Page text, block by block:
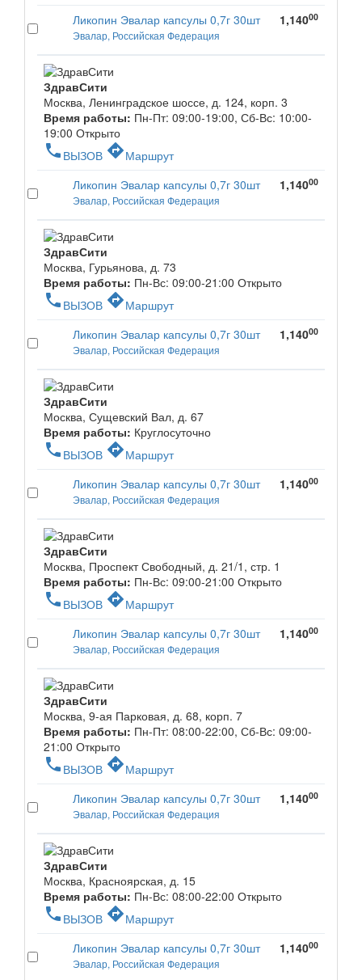
Ликопин Эвалар капсулы 0,7г 30шт
Эвалар, Российская Федерация
1,14000
ЗдравСити
Москва, Ленинградское шоссе, д. 124, корп. 3
Время работы: Пн-Пт: 09:00-19:00, Сб-Вс: 10:00-
19:00 Открыто
phone ВЫЗОВ directionsМаршрут
Ликопин Эвалар капсулы 0,7г 30шт
Эвалар, Российская Федерация
1,14000
ЗдравСити
Москва, Гурьянова, д. 73
Время работы: Пн-Вс: 09:00-21:00 Открыто
phone ВЫЗОВ directionsМаршрут
Ликопин Эвалар капсулы 0,7г 30шт
Эвалар, Российская Федерация
1,14000
ЗдравСити
Москва, Сущевский Вал, д. 67
Время работы: Круглосуточно
phone ВЫЗОВ directionsМаршрут
Ликопин Эвалар капсулы 0,7г 30шт
Эвалар, Российская Федерация
1,14000
ЗдравСити
Москва, Проспект Свободный, д. 21/1, стр. 1
Время работы: Пн-Вс: 09:00-21:00 Открыто
phone ВЫЗОВ directionsМаршрут
Ликопин Эвалар капсулы 0,7г 30шт
Эвалар, Российская Федерация
1,14000
ЗдравСити
Москва, 9-ая Парковая, д. 68, корп. 7
Время работы: Пн-Пт: 08:00-22:00, Сб-Вс: 09:00-
21:00 Открыто
phone ВЫЗОВ directionsМаршрут
Ликопин Эвалар капсулы 0,7г 30шт
Эвалар, Российская Федерация
1,14000
ЗдравСити
Москва, Красноярская, д. 15
Время работы: Пн-Вс: 08:00-22:00 Открыто
phone ВЫЗОВ directionsМаршрут
Ликопин Эвалар капсулы 0,7г 30шт
Эвалар, Российская Федерация
1,14000